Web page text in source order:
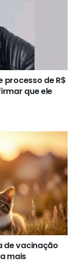
processo de R$
que ele
de vacinação
mais